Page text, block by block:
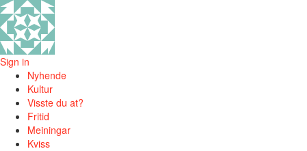
Sign in
Nyhende
Kultur
Visste du at?
Fritid
Meiningar
Kviss